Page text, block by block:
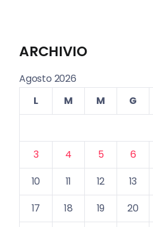
ARCHIVIO
Agosto 2026
L
M M G
3
4 5 6
10
11 12 13
17
18 19 20